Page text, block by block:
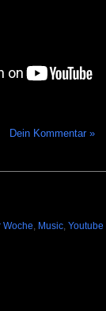
Dein Kommentar »
Woche, Music,